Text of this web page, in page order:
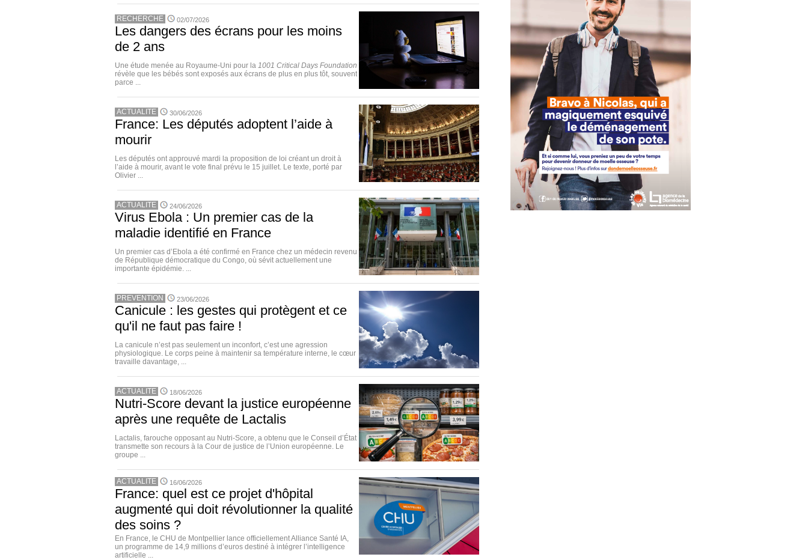
RECHERCHE 02/07/2026
Les dangers des écrans pour les moins
de 2 ans
Une étude menée au Royaume-Uni pour la 1001 Critical Days Foundation
révèle que les bébés sont exposés aux écrans de plus en plus tôt, souvent
parce ...
ACTUALITE 30/06/2026
France: Les députés adoptent l’aide à
mourir
Les députés ont approuvé mardi la proposition de loi créant un droit à
l’aide à mourir, avant le vote final prévu le 15 juillet. Le texte, porté par
Olivier ...
ACTUALITE 24/06/2026
Virus Ebola : Un premier cas de la
maladie identifié en France
Un premier cas d’Ebola a été confirmé en France chez un médecin revenu
de République démocratique du Congo, où sévit actuellement une
importante épidémie. ...
PREVENTION 23/06/2026
Canicule : les gestes qui protègent et ce
qu'il ne faut pas faire !
La canicule n’est pas seulement un inconfort, c’est une agression
physiologique. Le corps peine à maintenir sa température interne, le cœur
travaille davantage, ...
ACTUALITE 18/06/2026
Nutri-Score devant la justice européenne
après une requête de Lactalis
Lactalis, farouche opposant au Nutri-Score, a obtenu que le Conseil d’État
transmette son recours à la Cour de justice de l’Union européenne. Le
groupe ...
ACTUALITE 16/06/2026
France: quel est ce projet d'hôpital
augmenté qui doit révolutionner la qualité
des soins ?
En France, le CHU de Montpellier lance officiellement Alliance Santé IA,
un programme de 14,9 millions d’euros destiné à intégrer l’intelligence
artificielle ...